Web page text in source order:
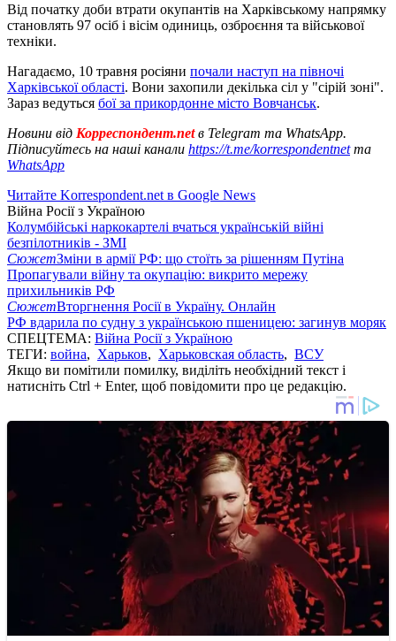
Від початку доби втрати окупантів на Харківському напрямку
становлять 97 осіб і вісім одиниць, озброєння та військової
техніки.
Нагадаємо, 10 травня росіяни почали наступ на півночі
Харківської області. Вони захопили декілька сіл у "сірій зоні".
Зараз ведуться бої за прикордонне місто Вовчанськ.
Новини від Корреспондент.netв Telegram та WhatsApp.
Підписуйтесь на наші канали https://t.me/korrespondentnetта
WhatsApp
Читайте Korrespondent.net в Google News
Війна Росії з Україною
Колумбійські наркокартелі вчаться українській війні
безпілотників - ЗМІ
СюжетЗміни в армії РФ: що стоїть за рішенням Путіна
Пропагували війну та окупацію: викрито мережу
прихильників РФ
СюжетВторгнення Росії в Україну. Онлайн
РФ вдарила по судну з українською пшеницею: загинув моряк
СПЕЦТЕМА: Війна Росії з Україною
ТЕГИ: война, Харьков, Харьковская область, ВСУ
Якщо ви помітили помилку, виділіть необхідний текст і
натисніть Ctrl + Enter, щоб повідомити про це редакцію.